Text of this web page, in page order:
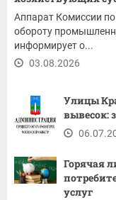
Аппарат Комиссии
обороту
информирует о...
03.08.2026
Улицы
вывесок:
Горячая
услуг